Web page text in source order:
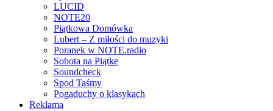
LUCID
NOTE20
Piątkowa Domówka
Lubert – Z miłości do muzyki
Poranek w NOTE.radio
Sobota na Piątke
Soundcheck
Spod Taśmy
Pogaduchy o klasykach
Reklama